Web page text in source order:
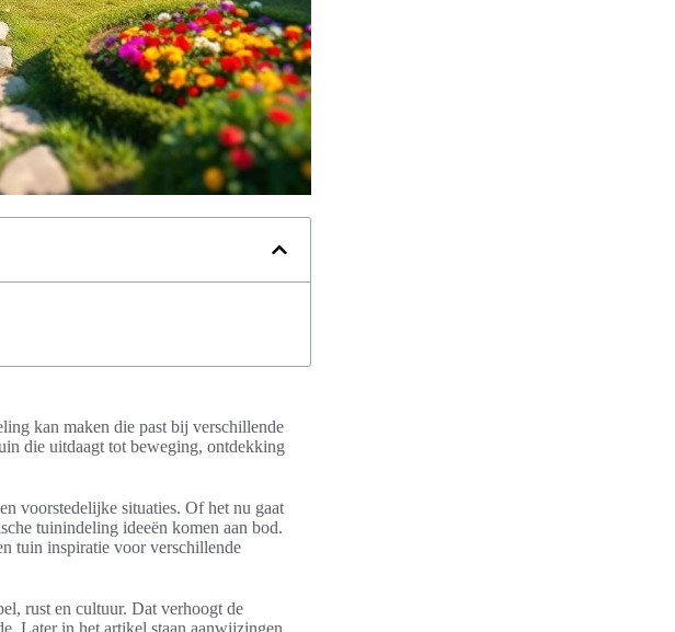
kan maken die past bij verschillende
die uitdaagt tot beweging, ontdekking
voorstedelijke situaties. Of het nu gaat
tuinindeling ideeën komen aan bod.
tuin inspiratie voor verschillende
rust en cultuur. Dat verhoogt de